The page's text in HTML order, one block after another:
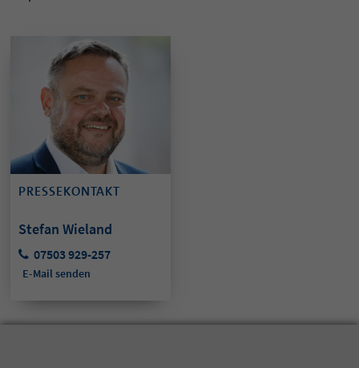
PRESSEKONTAKT
Stefan Wieland
07503 929-257
E-Mail senden